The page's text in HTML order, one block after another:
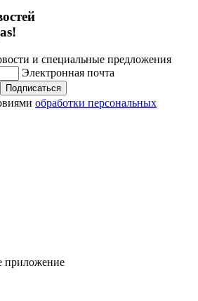
и специальные предложения
Электронная почта
Подписаться
обработки персональных
приложение